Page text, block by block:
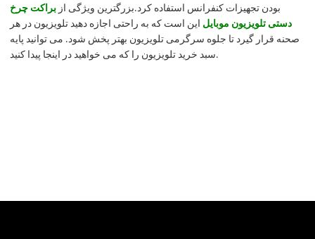
بودن تجهیزات کنفرانس استفاده کرد.بزرگترین ویژگی از براکت چرخ
دستی تلویزیون موبایل این است که به راحتی اجازه دهید تلویزیون در هر
صحنه قرار گیرد تا جلوه سرگرمی تلویزیون بهتر پخش شود. می توانید پایه
سبد خرید تلویزیون را که می خواهید در اینجا پیدا کنید.